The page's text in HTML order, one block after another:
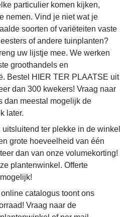
particulier komen kijken,
nemen. Vind je niet wat je
soorten of variëteiten vaste
of andere tuinplanten?
uw lijstje mee. We werken
groothandels en
Bestel HIER TER PLAATSE uit
dan 300 kwekers! Vraag naar
dan meestal mogelijk de
later.
ter plekke in de winkel
grote hoeveelheid van één
dan van onze volumekorting!
plantenwinkel. Offerte
online catalogus toont ons
Vraag naar de